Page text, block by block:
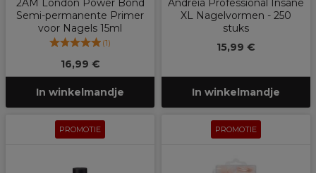
2AM London Power Bond
Semi-permanente Primer
voor Nagels 15ml
(1)
16,99 €
In winkelmandje
Andreia Professional Insane
XL Nagelvormen - 250
stuks
15,99 €
In winkelmandje
PROMOTIE PROMOTIE